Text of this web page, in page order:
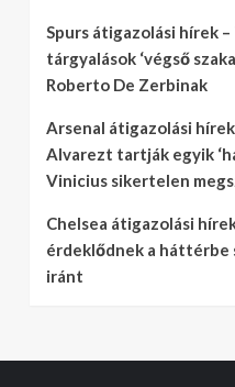
Spurs átigazolási hírek –
tárgyalások ‘végső
Roberto De Zerbinak
Arsenal átigazolási
Alvarezt tartják egyik
Vinicius sikertelen
Chelsea átigazolási
érdeklődnek a háttérbe
iránt